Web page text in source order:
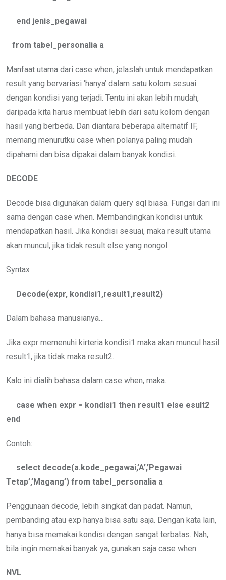
end jenis_pegawai
from tabel_personalia a
Manfaat utama dari case when, jelaslah untuk mendapatkan
result yang bervariasi ‘hanya’ dalam satu kolom sesuai
dengan kondisi yang terjadi. Tentu ini akan lebih mudah,
daripada kita harus membuat lebih dari satu kolom dengan
hasil yang berbeda. Dan diantara beberapa alternatif IF,
memang menurutku case when polanya paling mudah
dipahami dan bisa dipakai dalam banyak kondisi.
DECODE
Decode bisa digunakan dalam query sql biasa. Fungsi dari ini
sama dengan case when. Membandingkan kondisi untuk
mendapatkan hasil. Jika kondisi sesuai, maka result utama
akan muncul, jika tidak result else yang nongol.
Syntax
Decode(expr, kondisi1,result1,result2)
Dalam bahasa manusianya…
Jika expr memenuhi kirteria kondisi1 maka akan muncul hasil
result1, jika tidak maka result2.
Kalo ini dialih bahasa dalam case when, maka..
case when expr = kondisi1 then result1 else esult2
end
Contoh:
select decode(a.kode_pegawai,’A’,’Pegawai
Tetap’,’Magang’) from tabel_personalia a
Penggunaan decode, lebih singkat dan padat. Namun,
pembanding atau exp hanya bisa satu saja. Dengan kata lain,
hanya bisa memakai kondisi dengan sangat terbatas. Nah,
bila ingin memakai banyak ya, gunakan saja case when.
NVL